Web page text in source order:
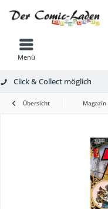
Menü
Click & Collect möglich
Übersicht Magazin